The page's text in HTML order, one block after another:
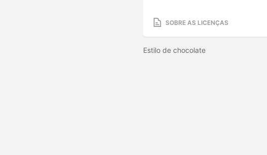
SOBRE AS LICENÇAS
Estilo de chocolate